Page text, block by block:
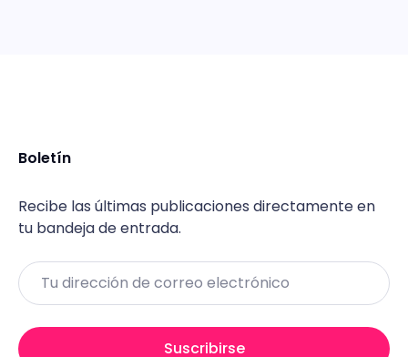
Boletín
Recibe las últimas publicaciones directamente en
tu bandeja de entrada.
Email
Suscribirse